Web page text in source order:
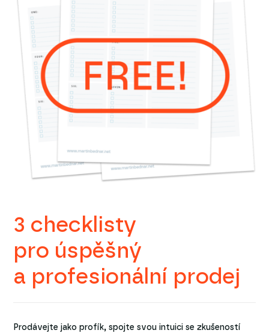
3 checklisty
pro úspěšný
a profesionální prodej
Prodávejte jako profík, spojte svou intuici se zkušeností